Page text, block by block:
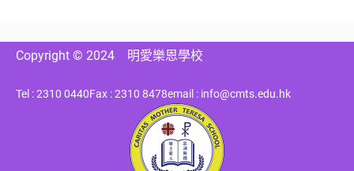
Copyright © 2024 明愛樂恩學校
Tel : 2310 0440Fax : 2310 8478email : info@cmts.edu.hk